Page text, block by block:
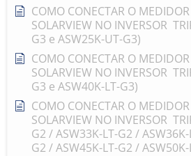
COMO CONECTAR O
SOLARVIEW NO INVERSOR
G3 e ASW25K-UT-G3)
COMO CONECTAR O
SOLARVIEW NO INVERSOR
G3 e ASW40K-LT-G3)
COMO CONECTAR O
SOLARVIEW NO INVERSOR
G2 / ASW33K-LT-G2 /
G2 / ASW45K-LT-G2 /